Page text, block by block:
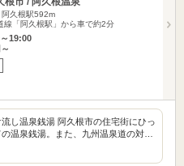
阿久根駅592m
線「阿久根駅」から車で約2分
19:00
し温泉銭湯 阿久根市の住宅街にひっ
温泉銭湯。また、九州温泉道の対…